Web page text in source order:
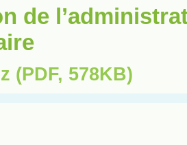
de
(PDF, 578KB)